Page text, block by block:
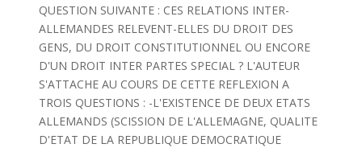
QUESTION SUIVANTE : CES RELATIONS INTER-
ALLEMANDES RELEVENT-ELLES DU DROIT DES
GENS, DU DROIT CONSTITUTIONNEL OU ENCORE
D'UN DROIT INTER PARTES SPECIAL ? L'AUTEUR
S'ATTACHE AU COURS DE CETTE REFLEXION A
TROIS QUESTIONS : -L'EXISTENCE DE DEUX ETATS
ALLEMANDS (SCISSION DE L'ALLEMAGNE, QUALITE
D'ETAT DE LA REPUBLIQUE DEMOCRATIQUE